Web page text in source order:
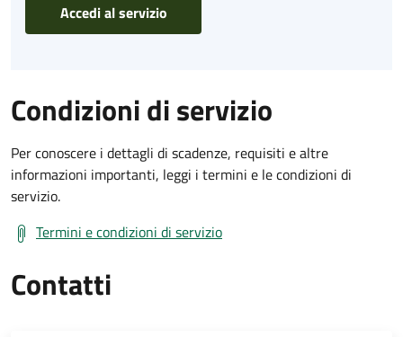
Accedi al servizio
Condizioni di servizio
Per conoscere i dettagli di scadenze, requisiti e altre
informazioni importanti, leggi i termini e le condizioni di
servizio.
Termini e condizioni di servizio
Contatti